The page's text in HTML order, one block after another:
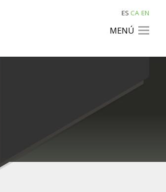
ES CA EN
MENÚ